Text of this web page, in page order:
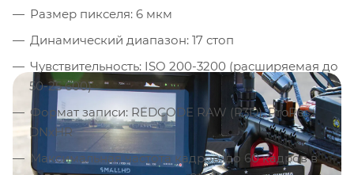
Размер пикселя: 6 мкм
Динамический диапазон: 17 стоп
Чувствительность: ISO 200-3200 (расширяемая до
50-25 600)
Формат записи: REDCODE RAW (R3D), ProRes,
DNxHR
Максимальная частота кадров: до 60 кадров в